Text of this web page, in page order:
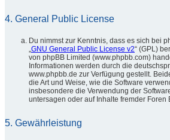
4. General Public License
Du nimmst zur Kenntnis, dass es sich bei
„GNU General Public License v2“ (GPL)
von phpBB Limited (www.phpbb.com)
Informationen werden durch die
www.phpbb.de zur Verfügung gestellt.
die Art und Weise, wie die Software
insbesondere die Verwendung der
untersagen oder auf Inhalte fremder Foren
5. Gewährleistung